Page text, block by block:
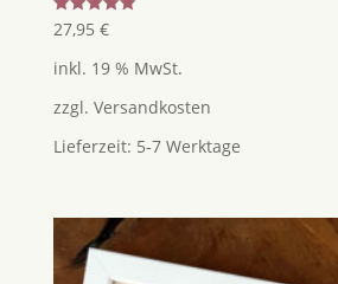
Bewertet
mit
von 5
27,95 €
inkl. 19 % MwSt.
zzgl. Versandkosten
Lieferzeit: 5-7 Werktage